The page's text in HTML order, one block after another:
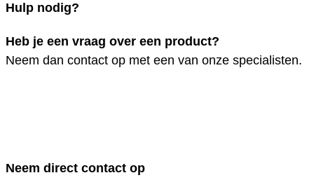
Hulp nodig?
Heb je een vraag over een product?
Neem dan contact op met een van onze specialisten.
Neem direct contact op